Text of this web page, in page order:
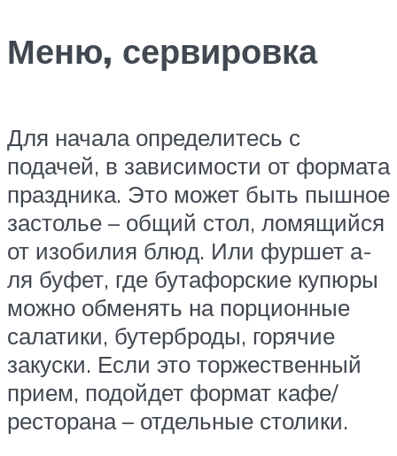
Меню, сервировка
Для начала определитесь с
подачей, в зависимости от формата
праздника. Это может быть пышное
застолье – общий стол, ломящийся
от изобилия блюд. Или фуршет а-
ля буфет, где бутафорские купюры
можно обменять на порционные
салатики, бутерброды, горячие
закуски. Если это торжественный
прием, подойдет формат кафе/
ресторана – отдельные столики.